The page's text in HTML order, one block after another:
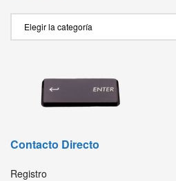
Contacto Directo
Registro